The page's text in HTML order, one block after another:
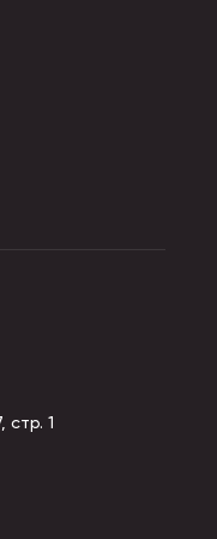
для крепления
более
с символикой и
стр. 1